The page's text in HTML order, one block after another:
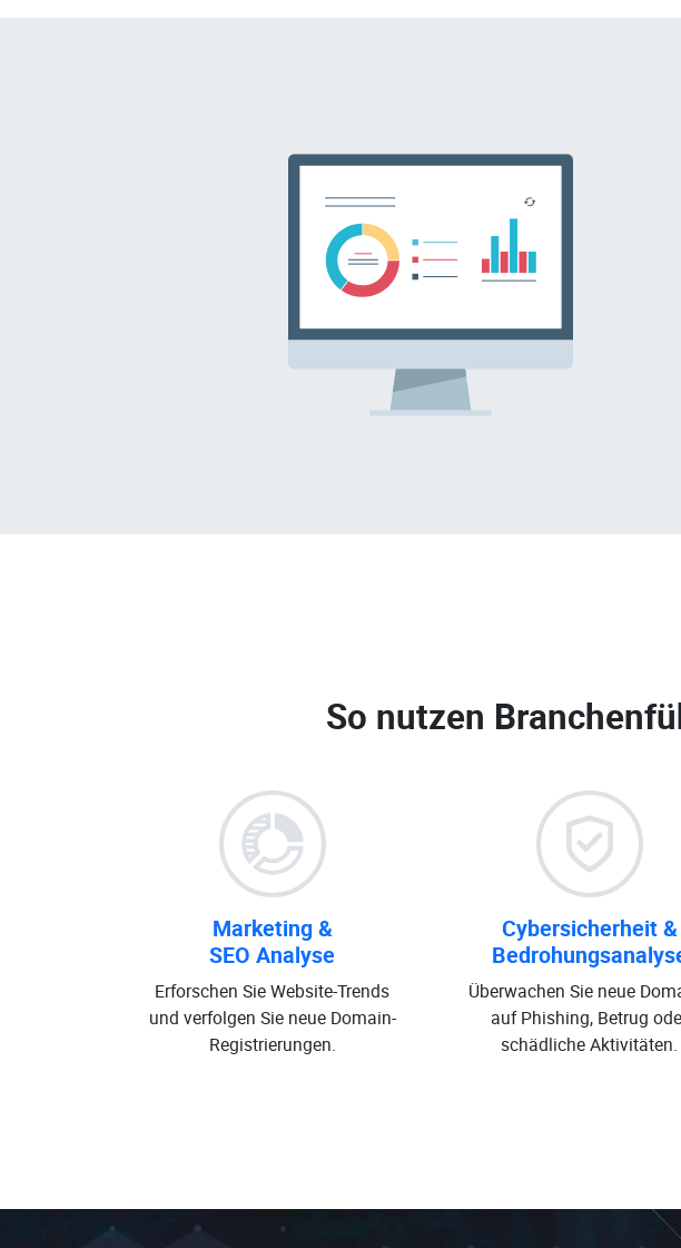
So nutzen
Marketing &
SEO Analyse
Erforschen Sie Website-Trends
und verfolgen Sie neue Domain-
Registrierungen.
Cybersicherheit &
Überwachen Sie neue
auf Phishing, Betrug
schädliche Aktivitäten.